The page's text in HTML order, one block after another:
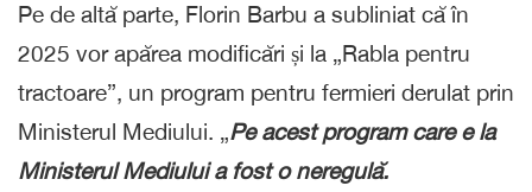
Pe de altă parte, Florin Barbu a subliniat că în
2025 vor apărea modificări și la „Rabla pentru
tractoare”, un program pentru fermieri derulat prin
Ministerul Mediului. „Pe acest program care e la
Ministerul Mediului a fost o neregulă.